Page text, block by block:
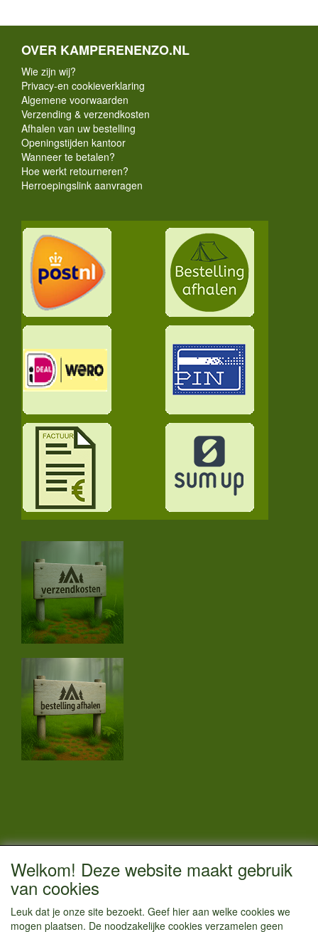
OVER KAMPERENENZO.NL
Wie zijn wij?
Privacy-en cookieverklaring
Algemene voorwaarden
Verzending & verzendkosten
Afhalen van uw bestelling
Openingstijden kantoor
Wanneer te betalen?
Hoe werkt retourneren?
Herroepingslink aanvragen
CONTACTGEGEVENS
Vestigingsadres:
Hoofdweg 36
Welkom! Deze website maakt gebruik
van cookies
Leuk dat je onze site bezoekt. Geef hier aan welke cookies we
mogen plaatsen. De noodzakelijke cookies verzamelen geen